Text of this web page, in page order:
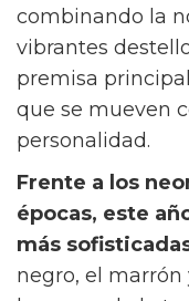
combinando la
vibrantes
premisa
que se mueven
personalidad.
Frente a los
épocas, este
más
negro, el marrón